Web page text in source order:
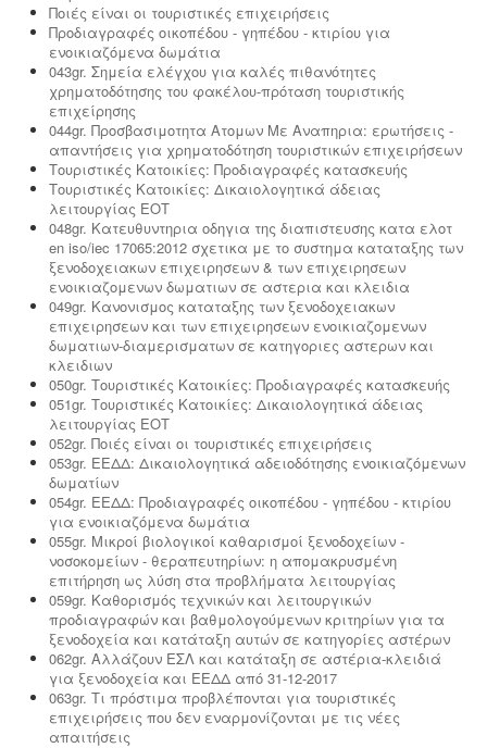
Ποιές είναι οι τουριστικές επιχειρήσεις
Προδιαγραφές οικοπέδου - γηπέδου - κτιρίου για
ενοικιαζόμενα δωμάτια
043gr. Σημεία ελέγχου για καλές πιθανότητες
χρηματοδότησης του φακέλου-πρόταση τουριστικής
επιχείρησης
044gr. Προσβασιμοτητα Ατομων Με Αναπηρια: ερωτήσεις -
απαντήσεις για χρηματοδότηση τουριστικών επιχειρήσεων
Τουριστικές Κατοικίες: Προδιαγραφές κατασκευής
Τουριστικές Κατοικίες: Δικαιολογητικά άδειας
λειτουργίας ΕΟΤ
048gr. Κατευθυντηρια οδηγια της διαπιστευσης κατα ελοτ
en iso/iec 17065:2012 σχετικα με το συστημα καταταξης των
ξενοδοχειακων επιχειρησεων & των επιχειρησεων
ενοικιαζομενων δωματιων σε αστερια και κλειδια
049gr. Κανονισμος καταταξης των ξενοδοχειακων
επιχειρησεων και των επιχειρησεων ενοικιαζομενων
δωματιων-διαμερισματων σε κατηγοριες αστερων και
κλειδιων
050gr. Τουριστικές Κατοικίες: Προδιαγραφές κατασκευής
051gr. Τουριστικές Κατοικίες: Δικαιολογητικά άδειας
λειτουργίας ΕΟΤ
052gr. Ποιές είναι οι τουριστικές επιχειρήσεις
053gr. ΕΕΔΔ: Δικαιολογητικά αδειοδότησης ενοικιαζόμενων
δωματίων
054gr. ΕΕΔΔ: Προδιαγραφές οικοπέδου - γηπέδου - κτιρίου
για ενοικιαζόμενα δωμάτια
055gr. Μικροί βιολογικοί καθαρισμοί ξενοδοχείων -
νοσοκομείων - θεραπευτηρίων: η απομακρυσμένη
επιτήρηση ως λύση στα προβλήματα λειτουργίας
059gr. Καθορισμός τεχνικών και λειτουργικών
προδιαγραφών και βαθμολογούμενων κριτηρίων για τα
ξενοδοχεία και κατάταξη αυτών σε κατηγορίες αστέρων
062gr. Αλλάζουν ΕΣΛ και κατάταξη σε αστέρια-κλειδιά
για ξενοδοχεία και ΕΕΔΔ από 31-12-2017
063gr. Τι πρόστιμα προβλέπονται για τουριστικές
επιχειρήσεις που δεν εναρμονίζονται με τις νέες
απαιτήσεις